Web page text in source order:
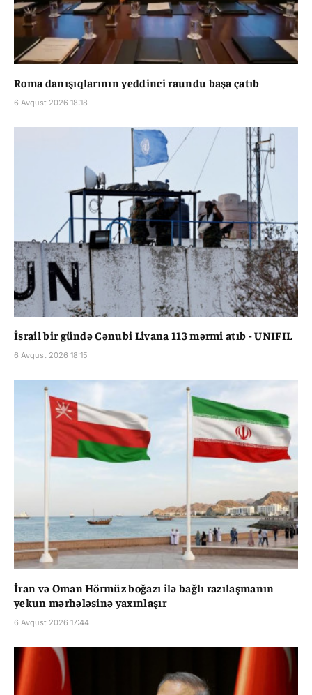
Roma danışıqlarının yeddinci raundu başa çatıb
6 Avqust 2026 18:18
İsrail bir gündə Cənubi Livana 113 mərmi atıb - UNIFIL
6 Avqust 2026 18:15
İran və Oman Hörmüz boğazı ilə bağlı razılaşmanın
yekun mərhələsinə yaxınlaşır
6 Avqust 2026 17:44